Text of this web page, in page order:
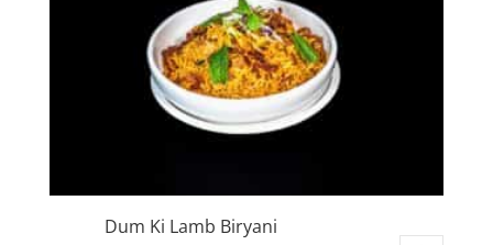
Dum Ki Lamb Biryani